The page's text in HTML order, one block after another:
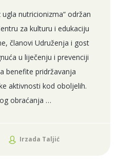
nutricionizma“ održan
za kulturu i edukaciju
članovi Udruženja i gost
u liječenju i prevenciji
benefite pridržavanja
aktivnosti kod oboljelih.
obraćanja …
Irzada Taljić